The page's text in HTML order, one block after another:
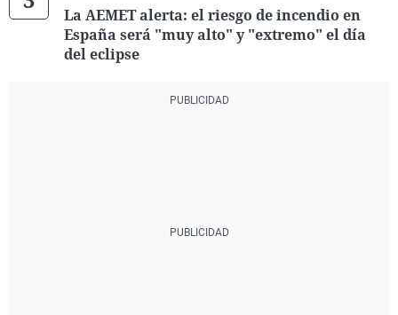
La AEMET alerta: el riesgo de incendio en
España será "muy alto" y "extremo" el día
del eclipse